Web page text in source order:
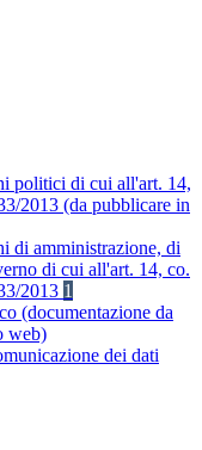
politici di cui all'art. 14,
2013 (da pubblicare in
di amministrazione, di
di cui all'art. 14, co.
2013 1
(documentazione da
web)
dei dati